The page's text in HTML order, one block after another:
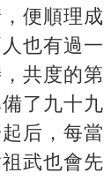
便順理
也有過
共度的
了九十
后，每
武也會先